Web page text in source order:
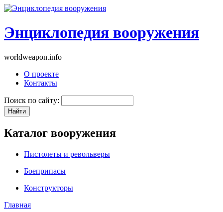
Энциклопедия вооружения
worldweapon.info
О проекте
Контакты
Поиск по сайту:
Каталог вооружения
Пистолеты и револьверы
Боеприпасы
Конструкторы
Главная